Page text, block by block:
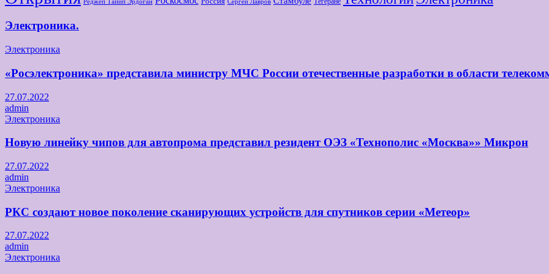
Электроника.
Электроника
«Росэлектроника» представила министру МЧС России отечественные разработки в области
27.07.2022
admin
Электроника
Новую линейку чипов для автопрома представил резидент ОЭЗ «Технополис «Москва»» Микрон
27.07.2022
admin
Электроника
РКС создают новое поколение сканирующих устройств для спутников серии «Метеор»
27.07.2022
admin
Электроника